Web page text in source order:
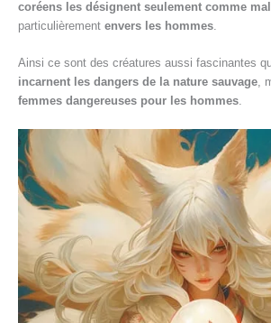
coréens les désignent seulement comme
particulièrement envers les hommes
Ainsi ce sont des créatures aussi fascinantes
incarnent les dangers de la nature sauvage,
femmes dangereuses pour les hommes.